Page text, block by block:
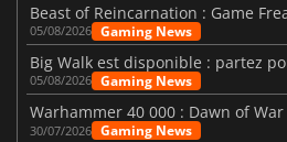
05/08/2026 Gaming News
05/08/2026 Gaming News
30/07/2026 Gaming News